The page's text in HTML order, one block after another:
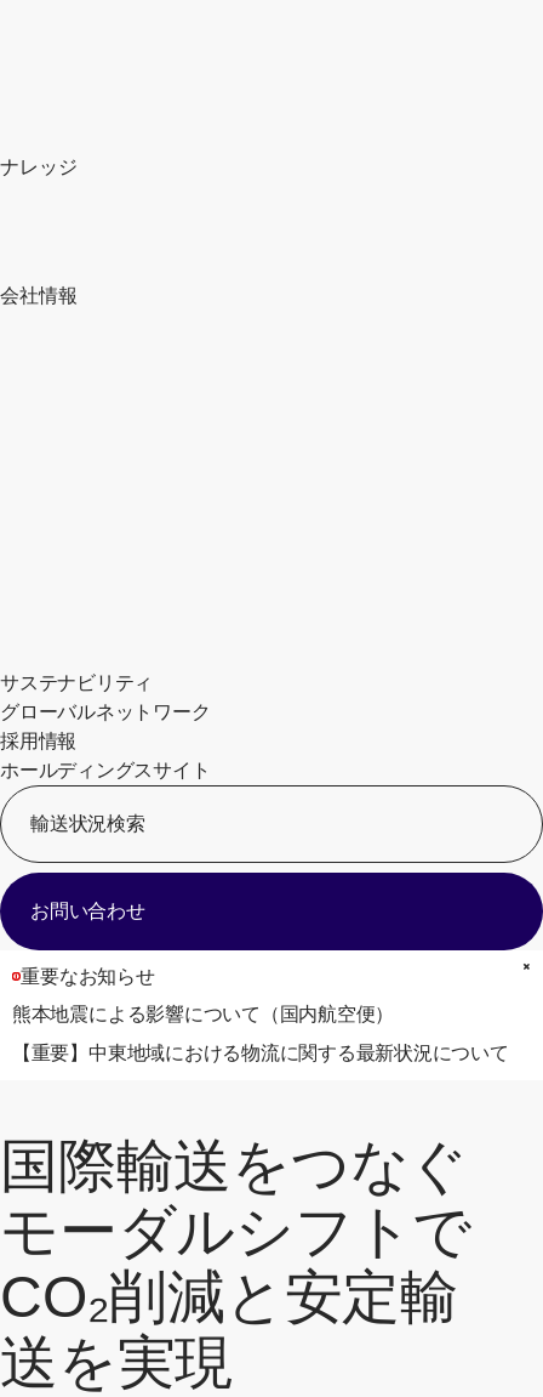
ナレッジ
会社情報
サステナビリティ
グローバルネットワーク
採用情報
ホールディングスサイト
輸送状況検索
[
お問い合わせ
重要なお知らせ
熊本地震による影響について（国内航空便）
【重要】中東地域における物流に関する最新状況について
国際輸送をつなぐ
モーダルシフトで
CO₂削減と安定輸
送を実現